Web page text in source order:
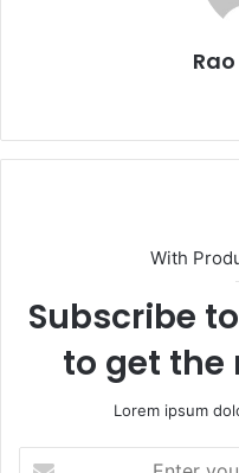
With
Subscribe
to get the
Lorem ipsum